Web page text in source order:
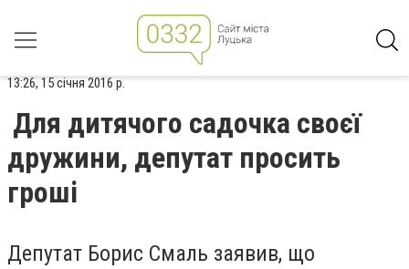
13:26, 15 січня 2016 р.
Для дитячого садочка своєї
дружини, депутат просить
гроші
Депутат Борис Смаль заявив, що